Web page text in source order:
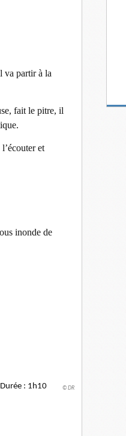
va partir à la
fait le pitre, il
et
inonde de
© DR
: 1h10